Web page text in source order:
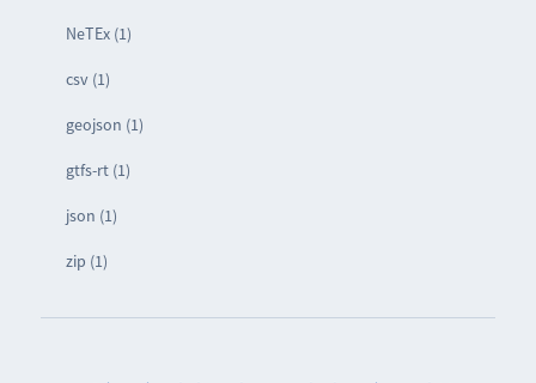
NeTEx (1)
csv (1)
geojson (1)
gtfs-rt (1)
json (1)
zip (1)